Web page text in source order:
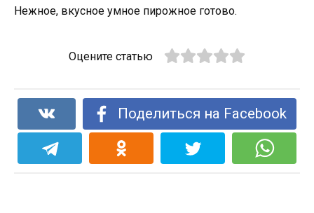
Нежное, вкусное умное пирожное готово.
Оцените статью
Поделиться на Facebook